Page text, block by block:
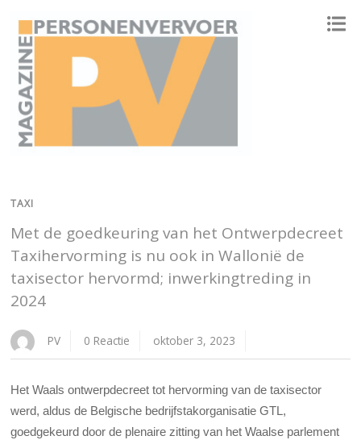
TAXI
Met de goedkeuring van het Ontwerpdecreet
Taxihervorming is nu ook in Wallonië de
taxisector hervormd; inwerkingtreding in
2024
PV 0 Reactie oktober 3, 2023
Het Waals ontwerpdecreet tot hervorming van de taxisector
werd, aldus de Belgische bedrijfstakorganisatie GTL,
goedgekeurd door de plenaire zitting van het Waalse parlement